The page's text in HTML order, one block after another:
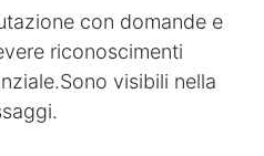
con domande e
riconoscimenti
Sono visibili nella